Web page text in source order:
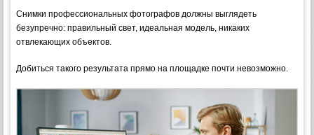
Снимки профессиональных фотографов должны выглядеть
безупречно: правильный свет, идеальная модель, никаких
отвлекающих объектов.
Добиться такого результата прямо на площадке почти невозможно.